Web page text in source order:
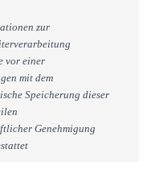
zur
vor einer
mit dem
Speicherung dieser
Genehmigung